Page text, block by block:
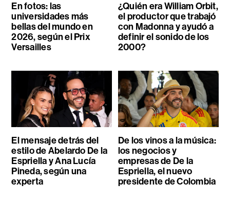
En fotos: las
universidades más
bellas del mundo en
2026, según el Prix
Versailles
¿Quién era William Orbit,
el productor que trabajó
con Madonna y ayudó a
definir el sonido de los
2000?
El mensaje detrás del
estilo de Abelardo De la
Espriella y Ana Lucía
Pineda, según una
experta
De los vinos a la música:
los negocios y
empresas de De la
Espriella, el nuevo
presidente de Colombia